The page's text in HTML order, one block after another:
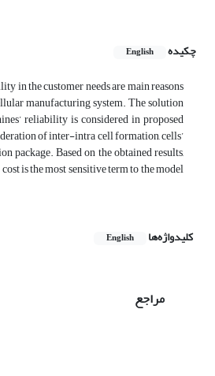
چکیده
English
in the customer needs are main reasons
manufacturing system. The solution
reliability is considered in proposed
of inter-intra cell formation, cells’
package. Based on the obtained results,
is the most sensitive term to the model
کلیدواژه‌ها English
مراجع